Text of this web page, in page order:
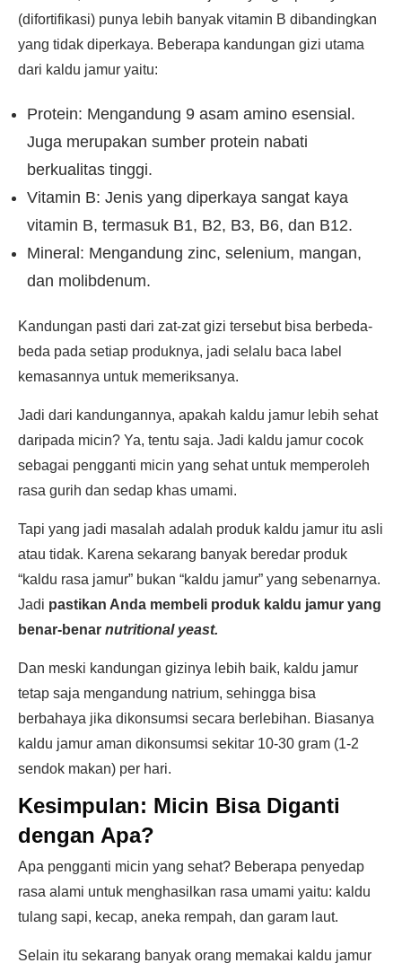
(difortifikasi) punya lebih banyak vitamin B dibandingkan
yang tidak diperkaya. Beberapa kandungan gizi utama
dari kaldu jamur yaitu:
Protein: Mengandung 9 asam amino esensial.
Juga merupakan sumber protein nabati
berkualitas tinggi.
Vitamin B: Jenis yang diperkaya sangat kaya
vitamin B, termasuk B1, B2, B3, B6, dan B12.
Mineral: Mengandung zinc, selenium, mangan,
dan molibdenum.
Kandungan pasti dari zat-zat gizi tersebut bisa berbeda-
beda pada setiap produknya, jadi selalu baca label
kemasannya untuk memeriksanya.
Jadi dari kandungannya, apakah kaldu jamur lebih sehat
daripada micin? Ya, tentu saja. Jadi kaldu jamur cocok
sebagai pengganti micin yang sehat untuk memperoleh
rasa gurih dan sedap khas umami.
Tapi yang jadi masalah adalah produk kaldu jamur itu asli
atau tidak. Karena sekarang banyak beredar produk
“kaldu rasa jamur” bukan “kaldu jamur” yang sebenarnya.
Jadi pastikan Anda membeli produk kaldu jamur yang
benar-benar nutritional yeast.
Dan meski kandungan gizinya lebih baik, kaldu jamur
tetap saja mengandung natrium, sehingga bisa
berbahaya jika dikonsumsi secara berlebihan. Biasanya
kaldu jamur aman dikonsumsi sekitar 10-30 gram (1-2
sendok makan) per hari.
Kesimpulan: Micin Bisa Diganti
dengan Apa?
Apa pengganti micin yang sehat? Beberapa penyedap
rasa alami untuk menghasilkan rasa umami yaitu: kaldu
tulang sapi, kecap, aneka rempah, dan garam laut.
Selain itu sekarang banyak orang memakai kaldu jamur